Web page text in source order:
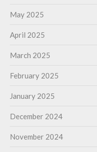
May 2025
April 2025
March 2025
February 2025
January 2025
December 2024
November 2024